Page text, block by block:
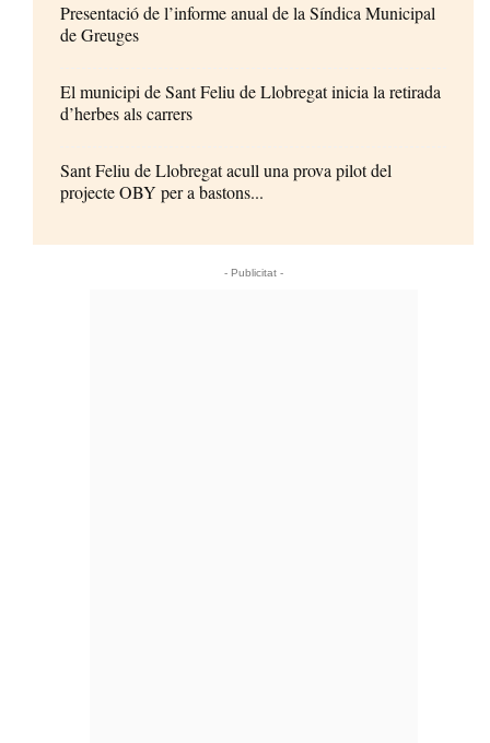
Presentació de l’informe anual de la Síndica Municipal
de Greuges
El municipi de Sant Feliu de Llobregat inicia la retirada
d’herbes als carrers
Sant Feliu de Llobregat acull una prova pilot del
projecte OBY per a bastons...
- Publicitat -